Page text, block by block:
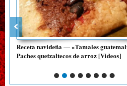
Receta navideña — «Tamales
Paches quetzaltecos de arroz [Videos]